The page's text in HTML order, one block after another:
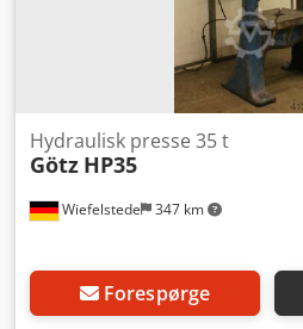
Wiefelstede 347 km
Hydraulisk presse 35 t
Götz HP35
Forespørge